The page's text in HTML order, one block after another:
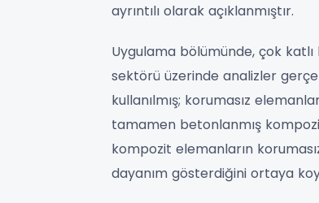
ayrıntılı olarak açıklanmıştır.
Uygulama bölümünde, çok
sektörü üzerinde analizler
kullanılmış; korumasız
tamamen betonlanmış
kompozit elemanların
dayanım gösterdiğini ortaya